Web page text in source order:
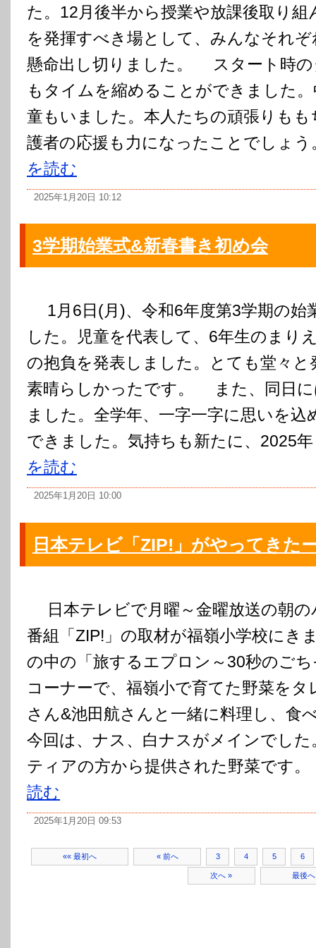
た。12月後半から授業や放課後取り組
を発揮すべき場として、みんなそれ
懸命出し切りました。 スタート時の
もタイムを縮めることができました
童もいました。本人たちの頑張りも
護者の応援も力になったことでしょ
を読む
2025年1月20日 10:12
3学期始業式&新春書き初め会
1月6日(月)、令和6年度第3学期の始
した。児童を代表して、6年生のまり
の抱負を発表しました。とても堂々と
素晴らしかったです。 また、同日に
ました。全学年、一字一字に思いを
できました。気持ちも新たに、2025
を読む
2025年1月20日 10:00
日本テレビ「ZIP!」がやってきた
日本テレビで月曜～金曜放送の朝の
番組「ZIP!」の取材が福嶺小学校に
の中の「旅するエプロン～30秒のご
コーナーで、福嶺小で育てた野菜をタ
さん&池田航さんと一緒に料理し、
今回は、ナス、白ナスがメインでし
ティアの方から提供された野菜です
読む
2025年1月20日 09:53
«« 最初へ « 前へ 3 4 5 6
次へ » 最後